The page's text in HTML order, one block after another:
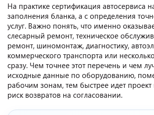
На практике сертификация автосервиса
заполнения бланка, а с определения
услуг. Важно понять, что именно
слесарный ремонт, техническое
ремонт, шиномонтаж, диагностику,
коммерческого транспорта или
сразу. Чем точнее этот перечень и чем
исходные данные по оборудованию,
рабочим зонам, тем быстрее идет
риск возвратов на согласовании.